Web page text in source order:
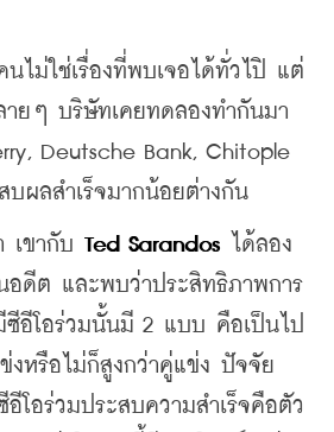
ม่ใช่เรื่องที่พบเจอได้ทั่วไปิ แต่
ายๆ บริษัทเคยทดลองทำกันมา
Deutsche Bank, Chitople
บผลสำเร็จมากน้อยต่างกัน
ขากับ Ted Sarandos ได้ลอง
ดีต และพบว่าประสิทธิภาพการ
อีโอร่วมนั้นมี 2 แบบ คือเป็นไป
งหรือไม่ก็สูงกว่าคู่แข่ง ปัจจัย
โอร่วมประสบความสำเร็จคือตัว